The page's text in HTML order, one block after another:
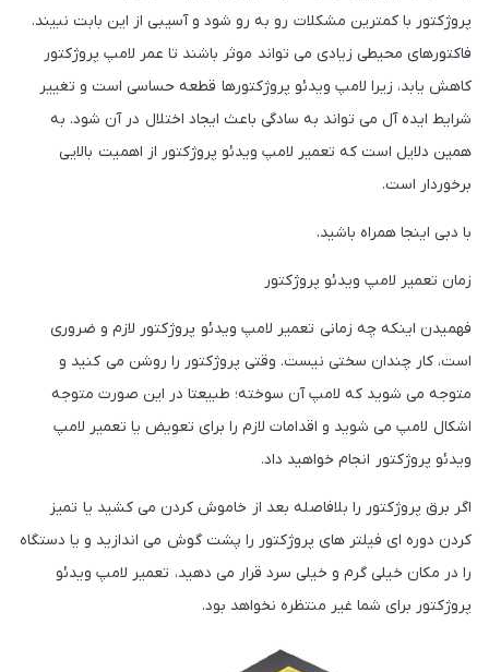
پروژکتور با کمترین مشکلات رو به رو شود و آسیبی از این بابت نبیند.
فاکتورهای محیطی زیادی می تواند موثر باشند تا عمر لامپ پروژکتور
کاهش یابد، زیرا لامپ ویدئو پروژکتورها قطعه حساسی است و تغییر
شرایط ایده آل می تواند به سادگی باعث ایجاد اختلال در آن شود. به
همین دلایل است که تعمیر لامپ ویدئو پروژکتور از اهمیت بالایی
برخوردار است.
با دبی اینجا همراه باشید.
زمان تعمیر لامپ ویدئو پروژکتور
فهمیدن اینکه چه زمانی تعمیر لامپ ویدئو پروژکتور لازم و ضروری
است، کار چندان سختی نیست. وقتی پروژکتور را روشن می کنید و
متوجه می شوید که لامپ آن سوخته؛ طبیعتا در این صورت متوجه
اشکال لامپ می شوید و اقدامات لازم را برای تعویض یا تعمیر لامپ
ویدئو پروژکتور انجام خواهید داد.
اگر برق پروژکتور را بلافاصله بعد از خاموش کردن می کشید یا تمیز
کردن دوره ای فیلتر های پروژکتور را پشت گوش می اندازید و یا دستگاه
را در مکان خیلی گرم و خیلی سرد قرار می دهید، تعمیر لامپ ویدئو
پروژکتور برای شما غیر منتظره نخواهد بود.